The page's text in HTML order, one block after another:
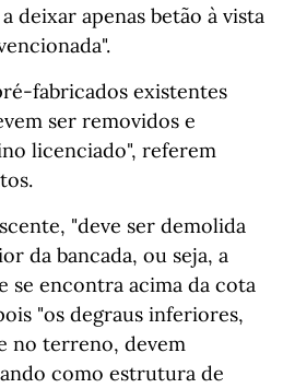
deixar apenas betão à vista
fabricados existentes
ser removidos e
licenciado", referem
"deve ser demolida
da bancada, ou seja, a
se encontra acima da cota
"os degraus inferiores,
no terreno, devem
como estrutura de